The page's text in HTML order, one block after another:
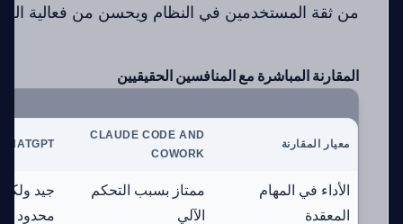
من ثقة المستخدمين في النظام ويحسن من فعالية
المقارنة المباشرة مع المنافسين الحقيقيين
معيار المقارنة
CLAUDE CODE AND
COWORK
CHATGPT
الأداء في المهام
المعقدة
ممتاز بسبب التحكم
الآلي
جيد ولكن
محدود